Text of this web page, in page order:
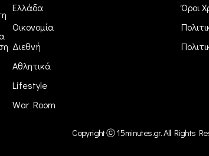
Ελλάδα
Οικονομία
Διεθνή
Αθλητικά
Lifestyle
War Room
Όροι
Copyright ⓒ 15minutes.gr. All Rights